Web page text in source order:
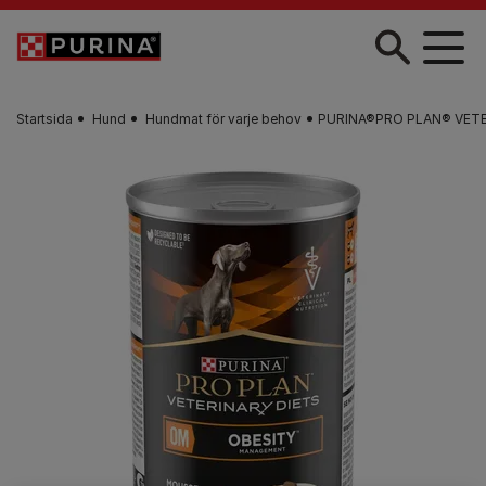
Skip to main content
Startsida Hund Hundmat för varje behov PURINA®PRO PLAN®